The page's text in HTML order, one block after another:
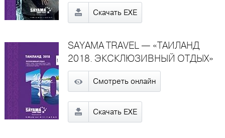
Скачать EXE
SAYAMA TRAVEL — «ТАИЛАНД
2018. ЭКСКЛЮЗИВНЫЙ ОТДЫХ»
Смотреть онлайн
Скачать EXE